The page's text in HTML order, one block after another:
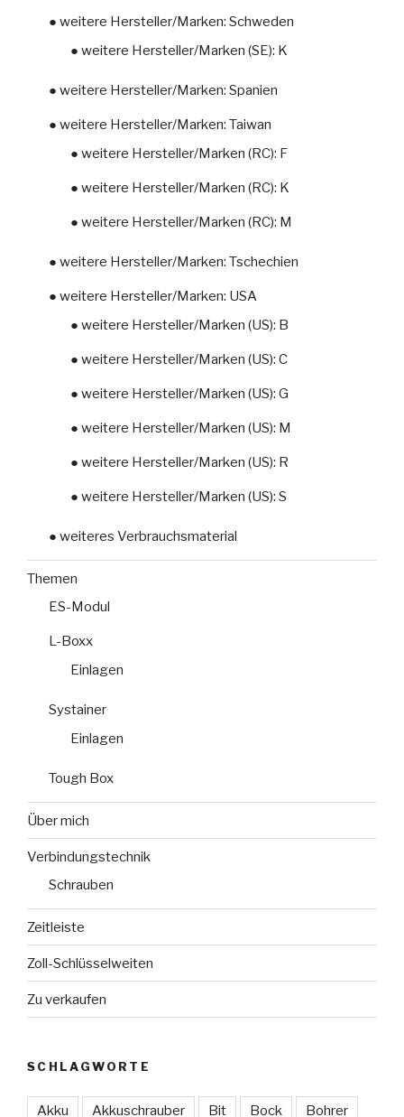
● weitere Hersteller/Marken: Schweden
● weitere Hersteller/Marken (SE): K
● weitere Hersteller/Marken: Spanien
● weitere Hersteller/Marken: Taiwan
● weitere Hersteller/Marken (RC): F
● weitere Hersteller/Marken (RC): K
● weitere Hersteller/Marken (RC): M
● weitere Hersteller/Marken: Tschechien
● weitere Hersteller/Marken: USA
● weitere Hersteller/Marken (US): B
● weitere Hersteller/Marken (US): C
● weitere Hersteller/Marken (US): G
● weitere Hersteller/Marken (US): M
● weitere Hersteller/Marken (US): R
● weitere Hersteller/Marken (US): S
● weiteres Verbrauchsmaterial
Themen
ES-Modul
L-Boxx
Einlagen
Systainer
Einlagen
Tough Box
Über mich
Verbindungstechnik
Schrauben
Zeitleiste
Zoll-Schlüsselweiten
Zu verkaufen
SCHLAGWORTE
Akku Akkuschrauber Bit Bock Bohrer